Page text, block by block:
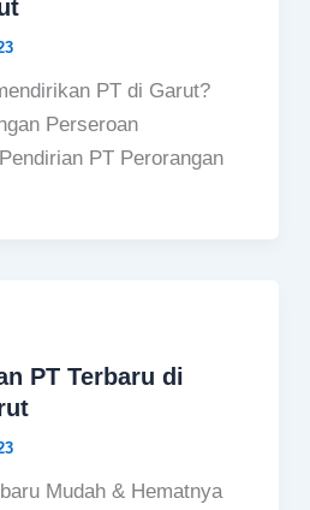
PT di Garut?
Perseroan
PT Perorangan
PT Terbaru di
Mudah & Hematnya